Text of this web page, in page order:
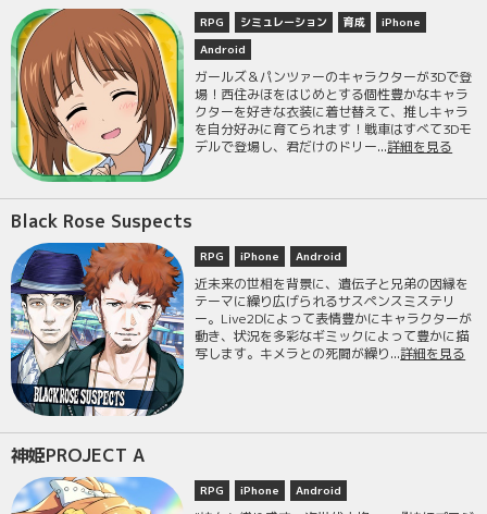
RPG シミュレーション 育成
iPhone
Android
ガールズ＆パンツァーのキャラクターが3Dで登
場！西住みほをはじめとする個性豊かなキャラ
クターを好きな衣装に着せ替えて、推しキャラ
を自分好みに育てられます！戦車はすべて3Dモ
デルで登場し、君だけのドリー...詳細を見る
Black Rose Suspects
RPG iPhone Android
近未来の世相を背景に、遺伝子と兄弟の因縁を
テーマに繰り広げられるサスペンスミステリ
ー。Live2Dによって表情豊かにキャラクターが
動き、状況を多彩なギミックによって豊かに描
写します。キメラとの死闘が繰り...詳細を見る
神姫PROJECT A
RPG iPhone Android